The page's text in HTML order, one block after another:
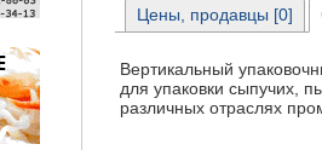
Цены, продавцы [0]
Вертикальный
для упаковки сыпучих,
различных отраслях